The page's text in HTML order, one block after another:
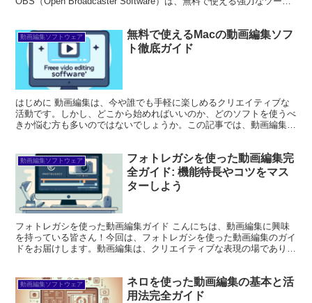
動画編集ソフトウェア
無料で使えるMacの動画編集ソフ
ト徹底ガイド
はじめに 動画編集は、今や誰でも手軽に楽しめるクリエイティブな
活動です。しかし、どこから始めればいいのか、どのソフトを使うべ
きか悩む方も多いのではないでしょうか。この記事では、動画編集に
動画編集ソフトウェア
フォトレガシを使った動画編集完
全ガイド: 機能特長やコツをマス
ターしよう
フォトレガシを使った動画編集ガイド こんにちは、動画編集に興味
を持っている皆さん！今回は、フォトレガシを使った動画編集のガイ
ドをお届けします。動画編集は、クリエイティブな表現の場であり、
動画編集ソフトウェア
ネロを使った動画編集の基本と活
用法完全ガイド